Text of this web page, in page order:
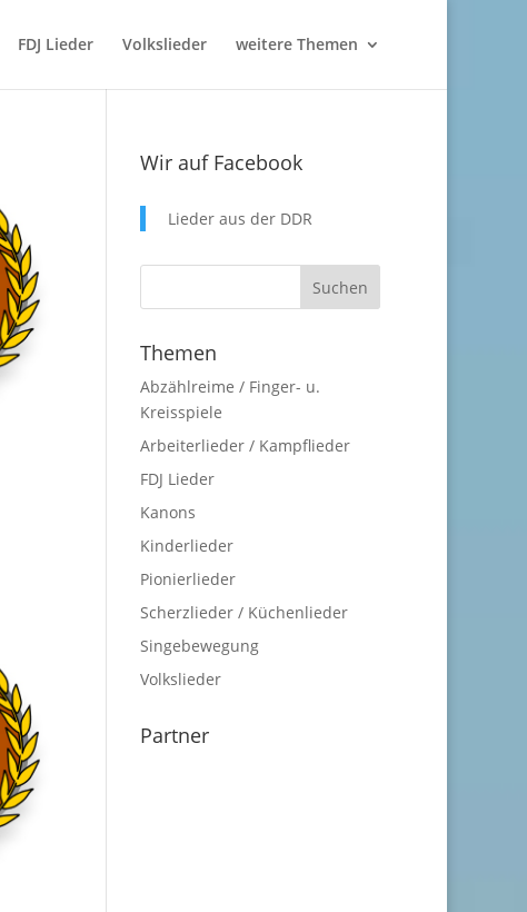
FDJ Lieder Volkslieder weitere Themen
Wir auf Facebook
Lieder aus der DDR
Themen
Abzählreime / Finger- u.
Kreisspiele
Arbeiterlieder / Kampflieder
FDJ Lieder
Kanons
Kinderlieder
Pionierlieder
Scherzlieder / Küchenlieder
Singebewegung
Volkslieder
Partner